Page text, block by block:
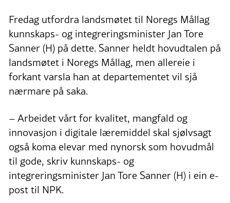
Fredag utfordra landsmøtet til Noregs Mållag
kunnskaps- og integreringsminister Jan Tore
Sanner (H) på dette. Sanner heldt hovudtalen på
landsmøtet i Noregs Mållag, men allereie i
forkant varsla han at departementet vil sjå
nærmare på saka.
– Arbeidet vårt for kvalitet, mangfald og
innovasjon i digitale læremiddel skal sjølvsagt
også koma elevar med nynorsk som hovudmål
til gode, skriv kunnskaps- og
integreringsminister Jan Tore Sanner (H) i ein e-
post til NPK.